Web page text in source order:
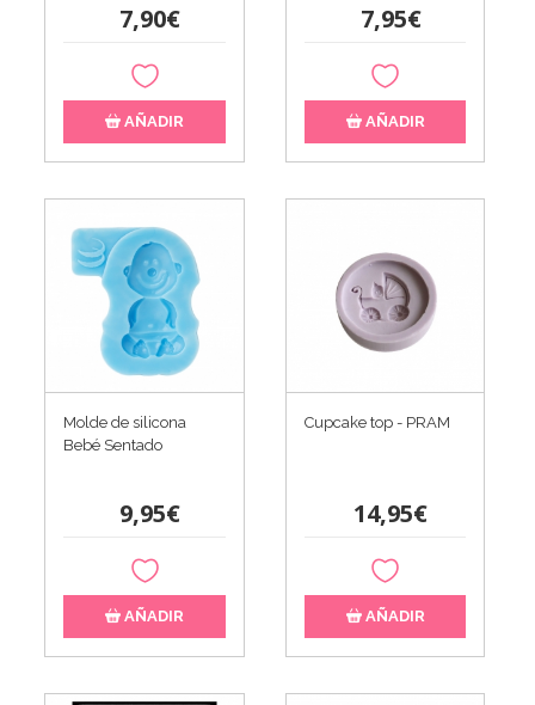
7,90€
AÑADIR
7,95€
AÑADIR
Molde de silicona
Bebé Sentado
9,95€
AÑADIR
Cupcake top - PRAM
14,95€
AÑADIR